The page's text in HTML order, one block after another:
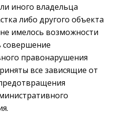
иного владельца
либо другого объекта
имелось возможности
совершение
правонарушения
все зависящие от